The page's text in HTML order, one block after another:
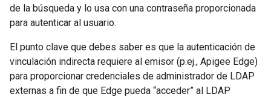
de la búsqueda y lo usa con una contraseña proporcionada
para autenticar al usuario.
El punto clave que debes saber es que la autenticación de
vinculación indirecta requiere al emisor (p.ej., Apigee Edge)
para proporcionar credenciales de administrador de LDAP
externas a fin de que Edge pueda “acceder” al LDAP